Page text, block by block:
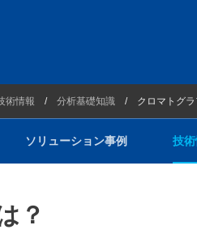
製品情報
ウェビナー
術情報 分析基礎知識 クロマトグ
ソリューション事例 技
？